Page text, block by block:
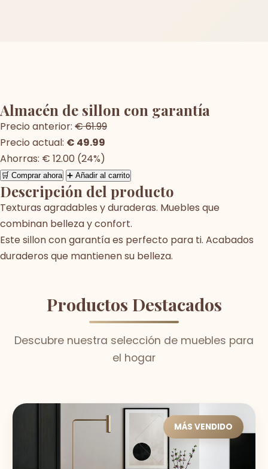
Almacén de sillon con garantía
Precio anterior: € 61.99
Precio actual: € 49.99
Ahorras: € 12.00 (24%)
🛒 Comprar ahora ➕ Añadir al carrito
Descripción del producto
Texturas agradables y duraderas. Muebles que
combinan belleza y confort.
Este sillon con garantía es perfecto para ti. Acabados
duraderos que mantienen su belleza.
Productos Destacados
Descubre nuestra selección de muebles para
el hogar
MÁS VENDIDO